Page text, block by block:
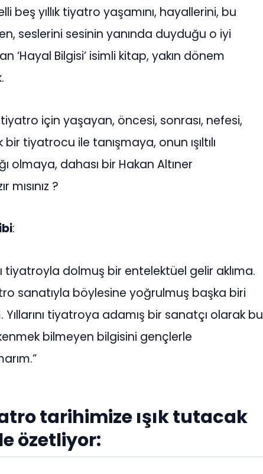
beş yıllık tiyatro yaşamını, hayallerini, bu
seslerini sesinin yanında duyduğu o iyi
‘Hayal Bilgisi’ isimli kitap, yakın dönem
tiyatro için yaşayan, öncesi, sonrası, nefesi,
tiyatrocu ile tanışmaya, onun ışıltılı
olmaya, dahası bir Hakan Altıner
?
:
tiyatroyla dolmuş bir entelektüel gelir aklıma.
sanatıyla böylesine yoğrulmuş başka biri
tiyatroya adamış bir sanatçı olarak bu
bilmeyen bilgisini gençlerle
tarihimize ışık tutacak
özetliyor: